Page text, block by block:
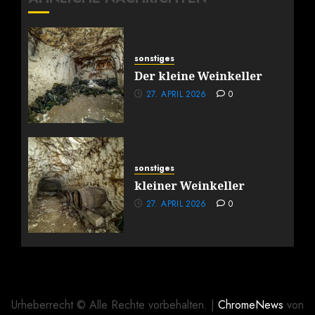
sonstiges
Der kleine Weinkeller
27. APRIL 2026 0
sonstiges
kleiner Weinkeller
27. APRIL 2026 0
Urheberrecht © Alle Rechte vorbehalten. | ChromeNews von